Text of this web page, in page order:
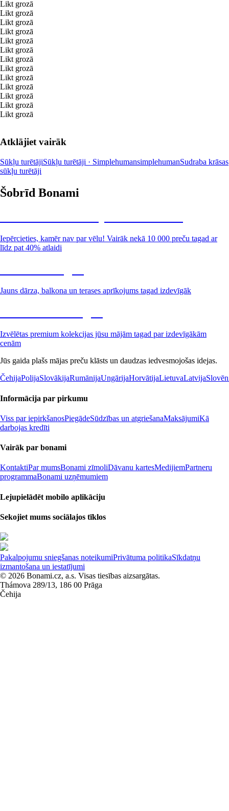
Likt grozā
Likt grozā
Likt grozā
Likt grozā
Likt grozā
Likt grozā
Likt grozā
Likt grozā
Likt grozā
Likt grozā
Likt grozā
Likt grozā
Likt grozā
Atklājiet vairāk
Sūkļu turētājiSūkļu turētāji · SimplehumansimplehumanSudraba krāsas
sūkļu turētāji
Šobrīd Bonami
Iepērcieties, kamēr nav par vēlu! Vairāk nekā 10 000 preču tagad ar
līdz pat 40% atlaidi
Jauns dārza, balkona un terases aprīkojums tagad izdevīgāk
Izvēlētas premium kolekcijas jūsu mājām tagad par izdevīgākām
cenām
Jūs gaida plašs mājas preču klāsts un daudzas iedvesmojošas idejas.
ČehijaPolijaSlovākijaRumānijaUngārijaHorvātijaLietuvaLatvija
Informācija par pirkumu
Viss par iepirkšanosPiegādeSūdzības un atgriešanaMaksājumiKā
darbojas kredīti
Vairāk par bonami
KontaktiPar mumsBonami zīmoliDāvanu kartesMedijiemPartneru
programmaBonami uzņēmumiem
Lejupielādēt mobilo aplikāciju
Sekojiet mums sociālajos tīklos
Pakalpojumu sniegšanas noteikumiPrivātuma politikaSīkdatņu
izmantošana un iestatījumi
© 2026 Bonami.cz, a.s. Visas tiesības aizsargātas.
Thámova 289/13, 186 00 Prāga
Čehija